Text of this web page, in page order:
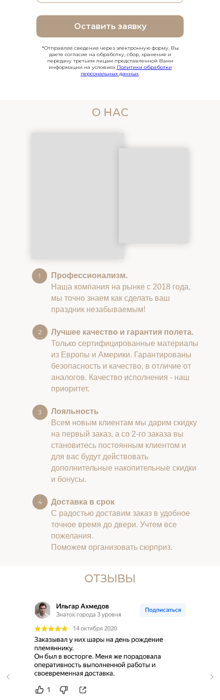
Оставить заявку
*Отправляя сведения через электронную форму, Вы
даете согласие на обработку, сбор, хранение и
передачу третьим лицам представленной Вами
информации на условиях Политики обработки
персональных данных.
О НАС
Профессионализм.
Наша компания на рынке с 2018 года,
мы точно знаем как сделать ваш
праздник незабываемым!
Лучшее качество и гарантия полета.
Только сертифицированные материалы
из Европы и Америки. Гарантированы
безопасность и качество, в отличие от
аналогов. Качество исполнения - наш
приоритет.
Лояльность
Всем новым клиентам мы дарим скидку
на первый заказ, а со 2-го заказа вы
становитесь постоянным клиентом и
для вас будут действовать
дополнительные накопительные скидки
и бонусы.
Доставка в срок
С радостью доставим заказ в удобное
точное время до двери. Учтем все
пожелания.
Поможем организовать сюрприз.
ОТЗЫВЫ